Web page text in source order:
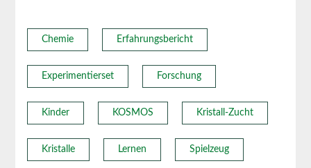
Chemie Erfahrungsbericht
Experimentierset Forschung
Kinder KOSMOS Kristall-Zucht
Kristalle Lernen Spielzeug